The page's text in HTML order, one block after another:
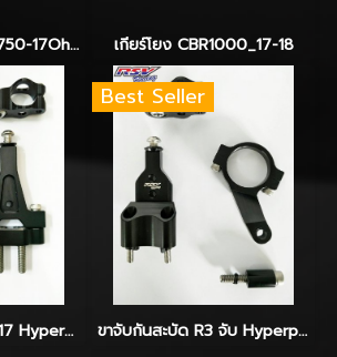
ขาจับกับสะบัด GSX750-17Ohlins เกียร์โยง CBR1000_17-18
ขาจับกันสะบัด R15_17 Hyperpro
Best Seller
ขาจับกันสะบัด R3 จับ Hyperpro-Ohlins-Yss